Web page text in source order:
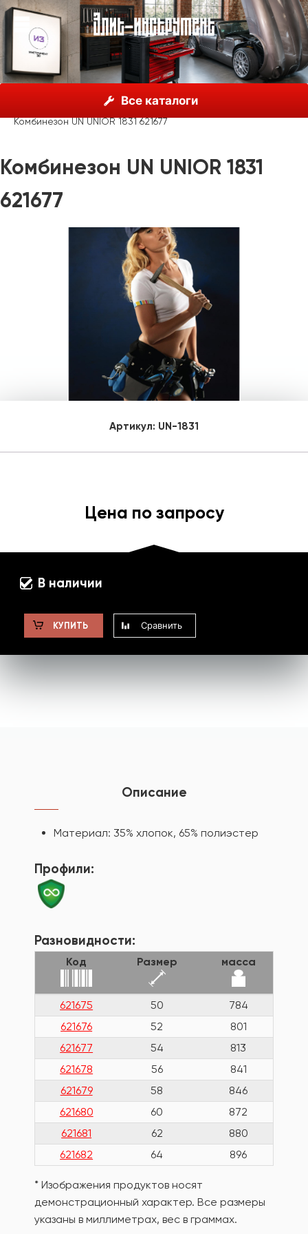
Все каталоги
Unior, Словения
Рекламные материалы
Одежда
Комбинезон UN UNIOR 1831 621677
Комбинезон UN UNIOR 1831
621677
Артикул: UN-1831
Цена по запросу
В наличии
КУПИТЬ Сравнить
Описание
Материал: 35% хлопок, 65% полиэстер
Профили:
Разновидности:
Код Размер масса
621675 50
784
621676
52
801
621677
54
813
621678
56
841
621679
58
846
621680
60
872
621681
62
880
621682
64 896
* Изображения продуктов носят
демонстрационный характер. Все размеры
указаны в миллиметрах, вес в граммах.